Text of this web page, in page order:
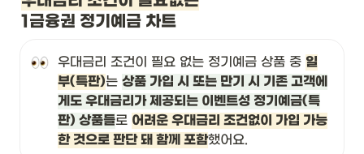
1금융권 정기예금 차트
우대금리 조건이 필요 없는 정기예금 상품 중 일
부(특판)는 상품 가입 시 또는 만기 시 기존 고객에
게도 우대금리가 제공되는 이벤트성 정기예금(특
판) 상품들로 어려운 우대금리 조건없이 가입 가능
한 것으로 판단 돼 함께 포함했어요.